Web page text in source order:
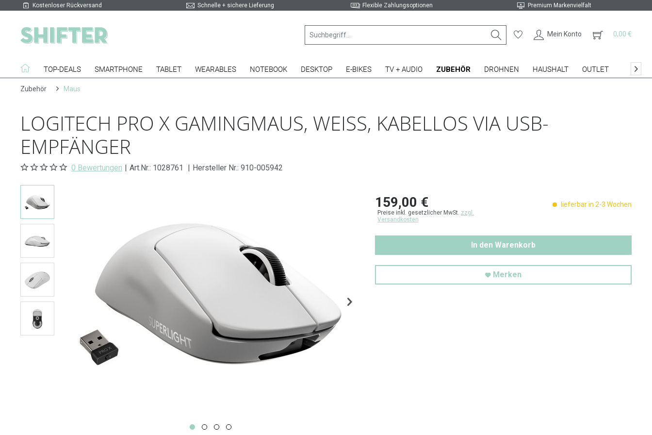
Kostenloser Rückversand Schnelle + sichere Lieferung Flexible Zahlungsoptionen Premium Markenvielfalt
Mein Konto 0,00 €
TOP-DEALS SMARTPHONE TABLET WEARABLES NOTEBOOK DESKTOP E-BIKES TV + AUDIO ZUBEHÖR DROHNEN HAUSHALT OUTLET 
Zubehör Maus
LOGITECH PRO X GAMINGMAUS, WEISS, KABELLOS VIA USB-E
MPFÄNGER
0 Bewertungen | Art.Nr.: 1028761 | Hersteller Nr.: 910-005942
159,00 €
Preise inkl. gesetzlicher MwSt. zzgl.
Versandkosten
lieferbar in 2-3 Wochen
In den Warenkorb
Merken